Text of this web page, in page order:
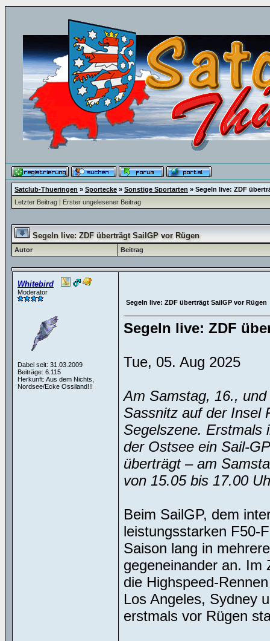
Satclub-Thueringen » Sportecke » Sonstige Sportarten » Segeln live: ZDF
Letzter Beitrag | Erster ungelesener Beitrag
Segeln live: ZDF überträgt SailGP vor Rügen
Autor Beitrag
Whitebird
Moderator
Dabei seit: 31.03.2009
Beiträge: 6.115
Herkunft: Aus dem Nichts,
Nordsee/Ecke Ossiland!!!
Segeln live: ZDF überträgt SailGP vor Rügen
Segeln live: ZDF
Tue, 05. Aug 2025
Am Samstag, 16.,
Sassnitz auf der Insel
Segelszene. Erstmals
der Ostsee ein Sail-
überträgt – am
von 15.05 bis 17.00
Beim SailGP, dem
leistungsstarken F50-
Saison lang in
gegeneinander an. Im
die Highspeed-
Los Angeles, Sydney
erstmals vor Rügen